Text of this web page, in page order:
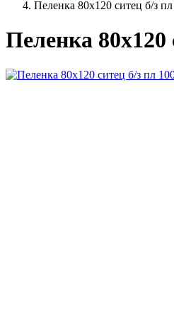
Пеленка 80х120 ситец б/з
Пеленка 80х120